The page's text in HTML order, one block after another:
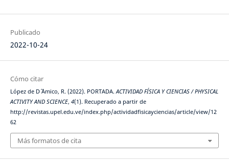
Publicado
2022-10-24
Cómo citar
López de D´ ´Amico, R. (2022). PORTADA.ACTIVIDAD FÍSICA Y CIENCIAS / PHYSICAL
ACTIVITY AND SCIENCE, 4(1). Recuperado a partir de
http://revistas.upel.edu.ve/index.php/actividadfisicayciencias/article/view/12
62
Más formatos de cita